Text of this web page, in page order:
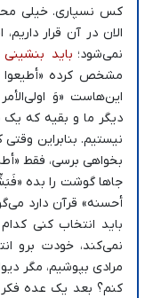
کس نسپاری. خیلی
الان در آن قرار
نمی‌شود؛ باید
مشخص کرده «أطیعوا
این‌هاست «وَ
دیگر ما و بقیه که
نیستیم. بنابراین
بخواهی برسی، فقط
جاها گوشت را بده
أحسنه» قرآن دارد
باید انتخاب کنی
نمی‌کند، خودت برو
مرادی بپوشیم، مگر
کنم؟ بعد یک عده